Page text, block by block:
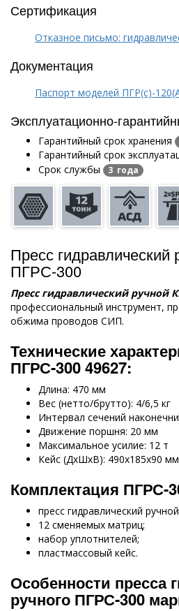
Сертификация
Отказное письмо:
Документация
Паспорт моделей ПГР(с)-
Эксплуатационно-
Гарантийный срок хранения
Гарантийный срок
Срок службы 3 года
Пресс гидравлический
ПГРС-300
Пресс гидравлический ручной
профессиональный инструмент,
обжима проводов СИП.
Технические
ПГРС-300 49627:
Длина: 470 мм
Вес (нетто/брутто): 4/6,5 кг
Интервал сечений
Движение поршня: 20 мм
Максимальное усилие: 12 т
Кейс (ДхШхВ): 490х185х90 мм
Комплектация ПГРС-
пресс гидравлический
12 сменяемых матриц;
набор уплотнителей;
пластмассовый кейс.
Особенности пресса
ручного ПГРС-300